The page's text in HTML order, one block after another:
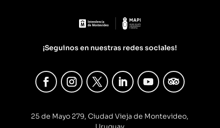
¡Seguinos en nuestras redes sociales!
25 de Mayo 279, Ciudad Vieja de Montevideo,